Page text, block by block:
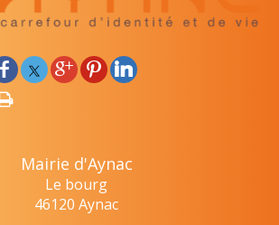
Mairie d'Aynac
Le bourg
46120 Aynac